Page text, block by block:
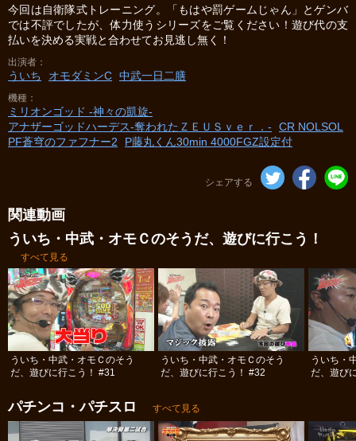
今回は自衛隊式トレーニング。「もはや罰ゲームじゃん」とゲンバ
では不評でしたが、体力使うシリーズをご覧ください！遊び代の支
払いを決める実戦と合わせてお見逃し無く！
出演者
ういち オモダミンC 中武一日二膳
機種
ミリオンゴッド -神々の凱旋-
アナザーゴッドハーデス-奪われたＺＥＵＳｖｅｒ．-
CR NOLSOL
PF蒼穹のファフナー2
P藤丸くん30min 4000FGZ設定付
シェアする
関連動画
ういち・中武・オモＣのそうだ、遊びに行こう！
すべて見る
ういち・中武・オモＣのそう
だ、遊びに行こう！ #31
ういち・中武・オモＣのそう
だ、遊びに行こう！ #32
ういち・
だ、遊び
パチンコ・パチスロ すべて見る